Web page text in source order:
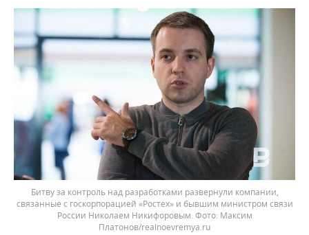
Битву за контроль над разработками развернули компании,
связанные с госкорпорацией «Ростех» и бывшим министром связи
России Николаем Никифоровым.
Максим
Платонов/realnoevremya.ru